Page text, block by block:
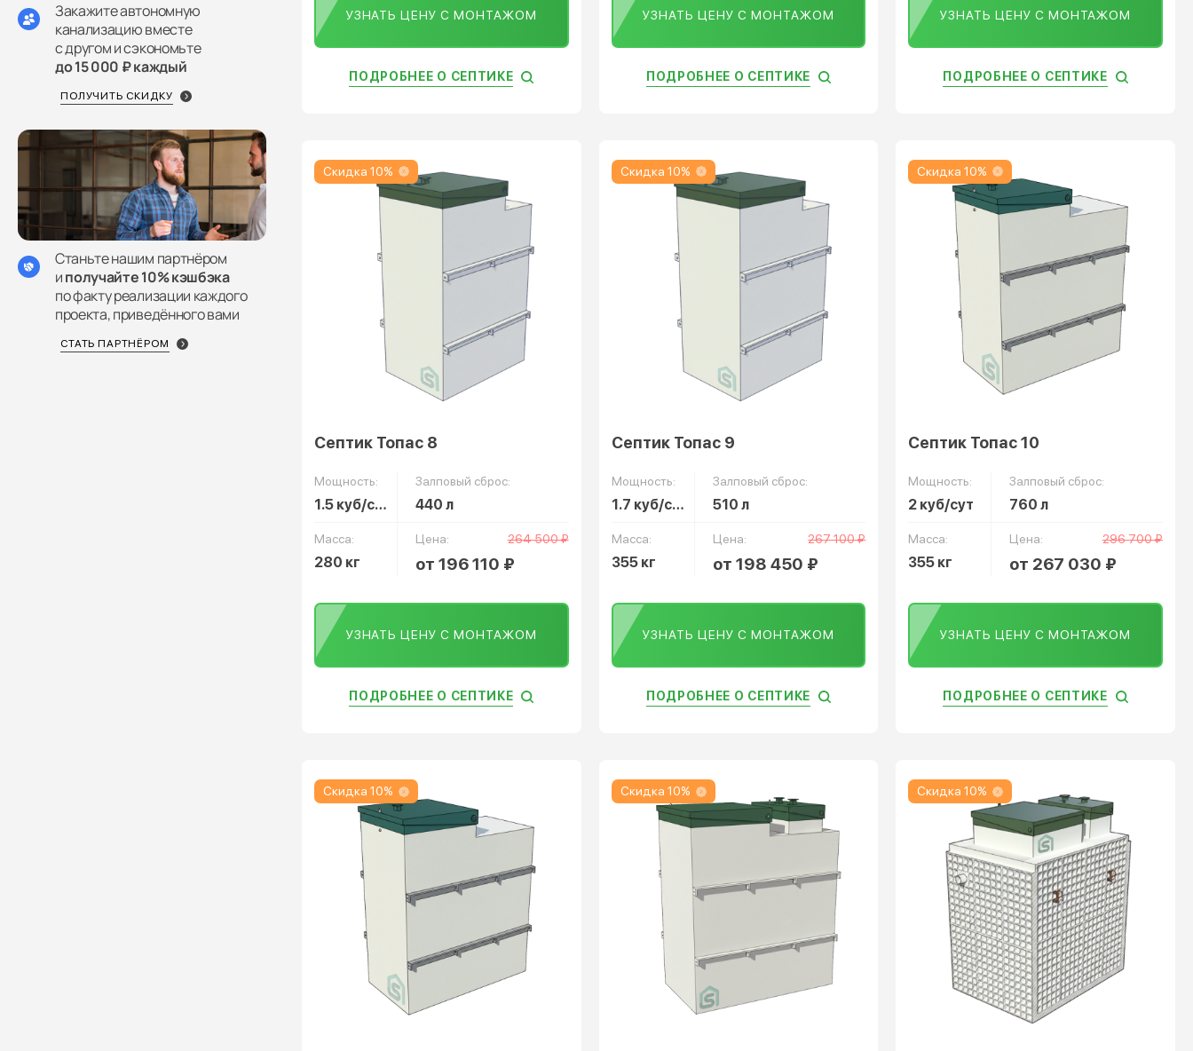
Закажите автономную
канализацию вместе
с другом и сэкономьте
до 15 000 ₽ каждый
ПОЛУЧИТЬ СКИДКУ
Станьте нашим партнёром
иполучайте 10% кэшбэка
по факту реализации каждого
проекта, приведённого вами
СТАТЬ ПАРТНЁРОМ
УЗНАТЬ ЦЕНУ С МОНТАЖОМ
ПОДРОБНЕЕ О СЕПТИКЕ
УЗНАТЬ ЦЕНУ С МОНТАЖОМ
ПОДРОБНЕЕ О СЕПТИКЕ
УЗНАТЬ ЦЕНУ С МОНТАЖОМ
ПОДРОБНЕЕ О СЕПТИКЕ
Скидка 10%
Септик Топас 8
Мощность:
1.5 куб/сут
Залповый сброс:
440 л
Масса:
280 кг
264 500 ₽
Цена:
от 196 110 ₽
УЗНАТЬ ЦЕНУ С МОНТАЖОМ
ПОДРОБНЕЕ О СЕПТИКЕ
Скидка 10%
Септик Топас 9
Мощность:
1.7 куб/сут
Залповый сброс:
510 л
Масса:
355 кг
267 100 ₽
Цена:
от 198 450 ₽
УЗНАТЬ ЦЕНУ С МОНТАЖОМ
ПОДРОБНЕЕ О СЕПТИКЕ
Скидка 10%
Септик Топас 10
Мощность:
2 куб/сут
Залповый сброс:
760 л
Масса:
355 кг
296 700 ₽
Цена:
от 267 030 ₽
УЗНАТЬ ЦЕНУ С МОНТАЖОМ
ПОДРОБНЕЕ О СЕПТИКЕ
Скидка 10% Скидка 10% Скидка 10%